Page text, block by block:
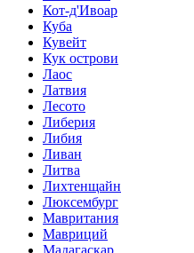
Кот-д'Ивоар
Куба
Кувейт
Кук острови
Лаос
Латвия
Лесото
Либерия
Либия
Ливан
Литва
Лихтенщайн
Люксембург
Мавритания
Мавриций
Мадагаскар